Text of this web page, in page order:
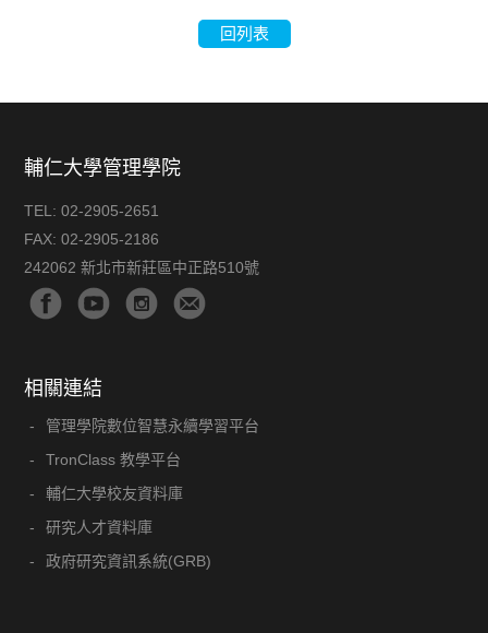
回列表
輔仁大學管理學院
TEL:02-2905-2651
FAX:02-2905-2186
242062 新北市新莊區中正路510號
相關連結
管理學院數位智慧永續學習平台
TronClass 教學平台
輔仁大學校友資料庫
研究人才資料庫
政府研究資訊系統(GRB)